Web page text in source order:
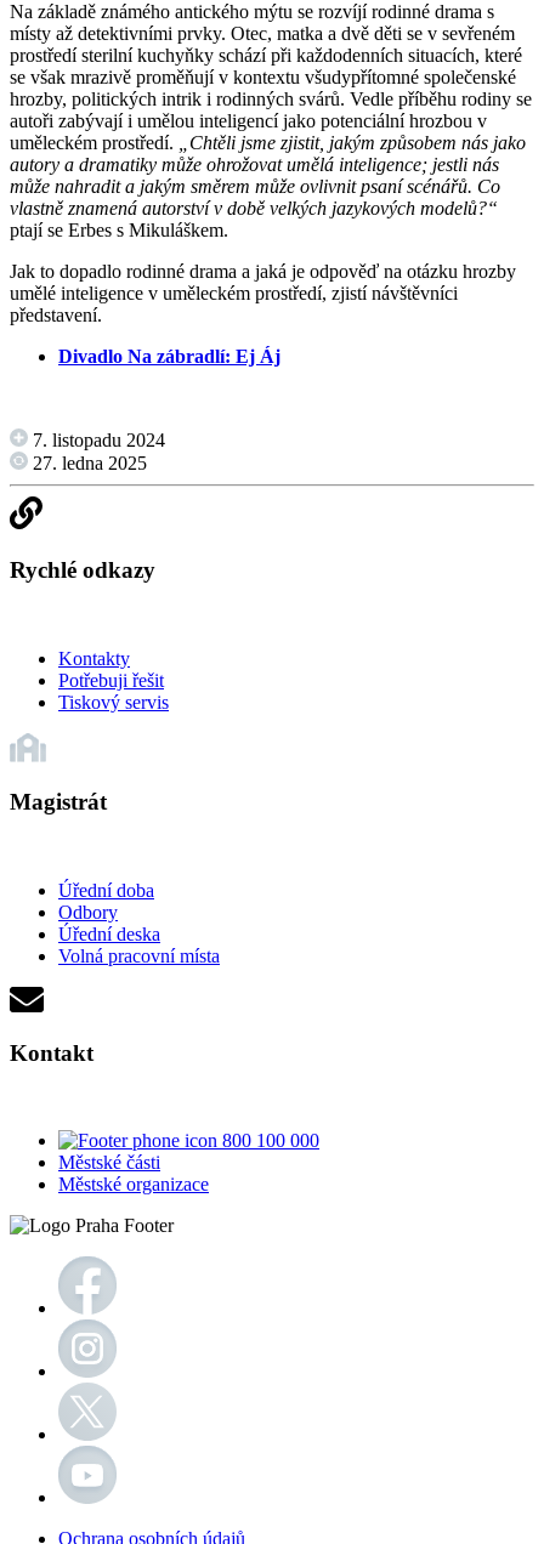
Na základě známého antického mýtu se rozvíjí rodinné drama s
místy až detektivními prvky. Otec, matka a dvě děti se v sevřeném
prostředí sterilní kuchyňky schází při každodenních situacích, které
se však mrazivě proměňují v kontextu všudypřítomné společenské
hrozby, politických intrik i rodinných svárů. Vedle příběhu rodiny se
autoři zabývají i umělou inteligencí jako potenciální hrozbou v
uměleckém prostředí. „Chtěli jsme zjistit, jakým způsobem nás jako
autory a dramatiky může ohrožovat umělá inteligence; jestli nás
může nahradit a jakým směrem může ovlivnit psaní scénářů. Co
vlastně znamená autorství v době velkých jazykových modelů?“
ptají se Erbes s Mikuláškem.
Jak to dopadlo rodinné drama a jaká je odpověď na otázku hrozby
umělé inteligence v uměleckém prostředí, zjistí návštěvníci
představení.
Divadlo Na zábradlí: Ej Áj
7. listopadu 2024
27. ledna 2025
Rychlé odkazy
Kontakty
Potřebuji řešit
Tiskový servis
Magistrát
Úřední doba
Odbory
Úřední deska
Volná pracovní místa
Kontakt
800 100 000
Městské části
Městské organizace
Ochrana osobních údajů